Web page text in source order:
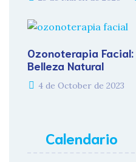
Ozonoterapia
Belleza Natural
4 de October de 2023
Calendario